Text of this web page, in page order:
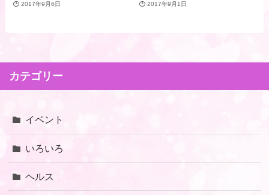
2017年9月6日 2017年9月1日
カテゴリー
イベント
いろいろ
ヘルス